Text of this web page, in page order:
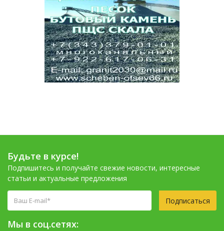
Будьте в курсе!
Подпишитесь и получайте свежие новости, интересные
статьи и актуальные предложения
Подписаться
Мы в соц.сетях: